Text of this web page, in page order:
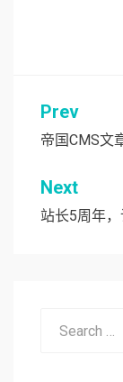
文
章
导
航
Prev
帝国CMS文
Next
站长5周年，